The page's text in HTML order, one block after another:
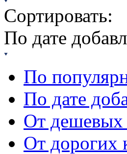
Сортировать:
По дате
По
По дате
От дешевых
От дорогих